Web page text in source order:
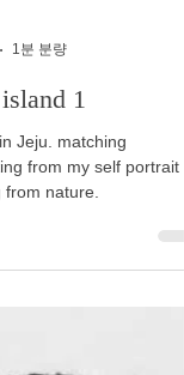
1분 분량
1
Jeju. matching
nature.